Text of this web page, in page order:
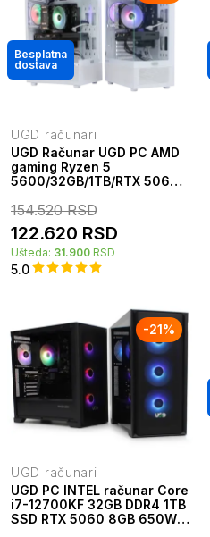
Besplatna
dostava
UGD računari
UGD Računar UGD PC AMD
gaming Ryzen 5
5600/32GB/1TB/RTX 5060
5.0
154.520RSD
122.620 RSD
Ušteda: 31.900 RSD
-21%
UGD računari
UGD PC INTEL računar Core
i7-12700KF 32GB DDR4 1TB
SSD RTX 5060 8GB 650W